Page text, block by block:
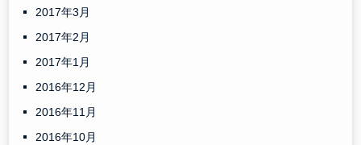
2017年3月
2017年2月
2017年1月
2016年12月
2016年11月
2016年10月